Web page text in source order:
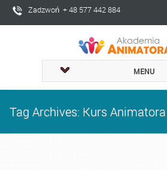
Zadzwoń + 48 577 442 884
MENU
Tag Archives: Kurs